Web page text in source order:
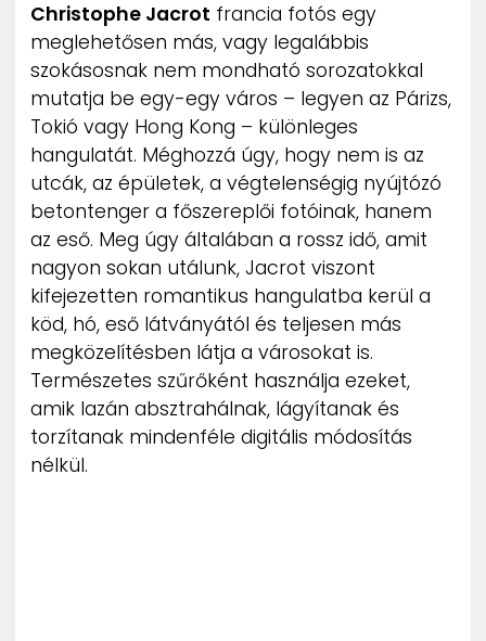
Christophe Jacrot francia fotós egy
meglehetősen más, vagy legalábbis
szokásosnak nem mondható sorozatokkal
mutatja be egy-egy város – legyen az Párizs,
Tokió vagy Hong Kong – különleges
hangulatát. Méghozzá úgy, hogy nem is az
utcák, az épületek, a végtelenségig nyújtózó
betontenger a főszereplői fotóinak, hanem
az eső. Meg úgy általában a rossz idő, amit
nagyon sokan utálunk, Jacrot viszont
kifejezetten romantikus hangulatba kerül a
köd, hó, eső látványától és teljesen más
megközelítésben látja a városokat is.
Természetes szűrőként használja ezeket,
amik lazán absztrahálnak, lágyítanak és
torzítanak mindenféle digitális módosítás
nélkül.